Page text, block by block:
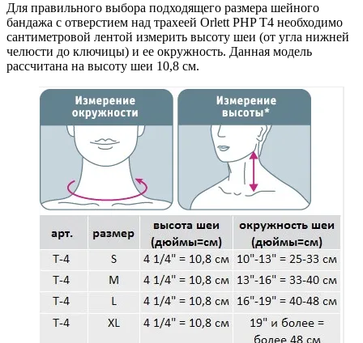
Для правильного выбора подходящего размера шейного
бандажа с отверстием над трахеей Orlett PHP T4 необходимо
сантиметровой лентой измерить высоту шеи (от угла нижней
челюсти до ключицы) и ее окружность. Данная модель
рассчитана на высоту шеи 10,8 см.